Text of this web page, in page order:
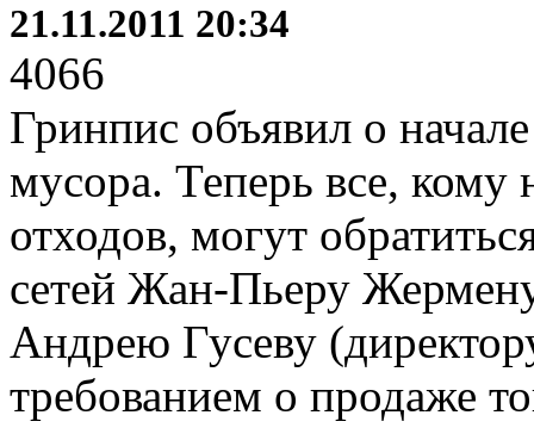
21.11.2011 20:34
4066
Гринпис объявил о
мусора. Теперь все, кому
отходов, могут
сетей Жан-Пьеру
Андрею Гусеву
требованием о продаже